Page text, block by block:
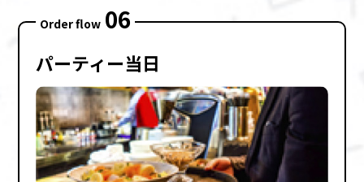
Order flow 06
パーティー当⽇